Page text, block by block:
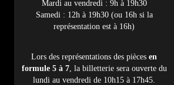
Mardi au vendredi : 9h à 19h30
Samedi : 12h à 19h30 (ou 16h si la
représentation est à 16h)
Lors des représentations des pièces en
formule 5 à 7, la billetterie sera ouverte du
lundi au vendredi de 10h15 à 17h45.